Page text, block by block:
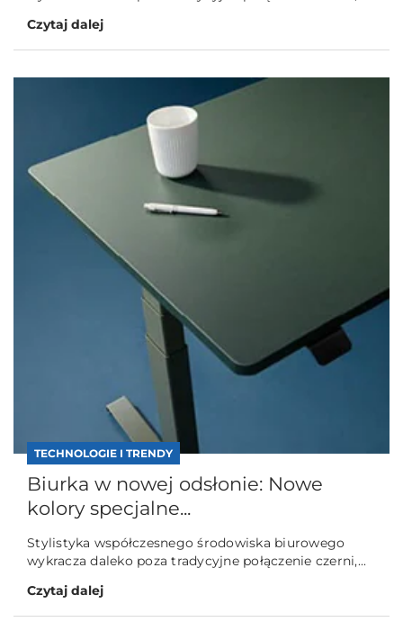
Czytaj dalej
TECHNOLOGIE I TRENDY
Biurka w nowej odsłonie: Nowe
kolory specjalne...
Stylistyka współczesnego środowiska biurowego
wykracza daleko poza tradycyjne połączenie czerni,...
Czytaj dalej